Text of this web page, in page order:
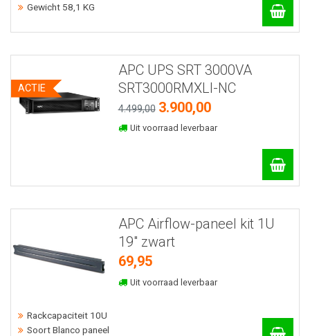
Gewicht 58,1 KG
APC UPS SRT 3000VA
SRT3000RMXLI-NC
4.499,00 3.900,00
Uit voorraad leverbaar
ACTIE
APC Airflow-paneel kit 1U
19" zwart
69,95
Uit voorraad leverbaar
Rackcapaciteit 10U
Soort Blanco paneel